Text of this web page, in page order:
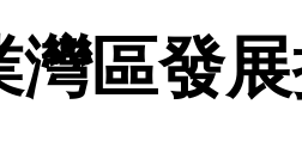
灣區發